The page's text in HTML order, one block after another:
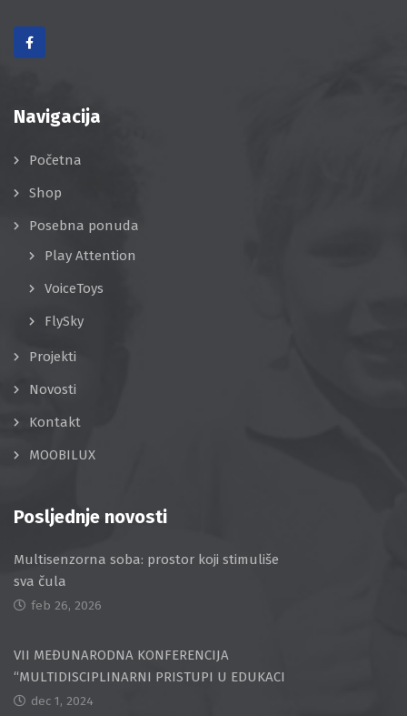
Navigacija
Početna
Shop
Posebna ponuda
Play Attention
VoiceToys
FlySky
Projekti
Novosti
Kontakt
MOOBILUX
Posljednje novosti
Multisenzorna soba: prostor koji stimuliše
sva čula
feb 26, 2026
VII MEĐUNARODNA KONFERENCIJA
“MULTIDISCIPLINARNI PRISTUPI U EDUKACI
dec 1, 2024